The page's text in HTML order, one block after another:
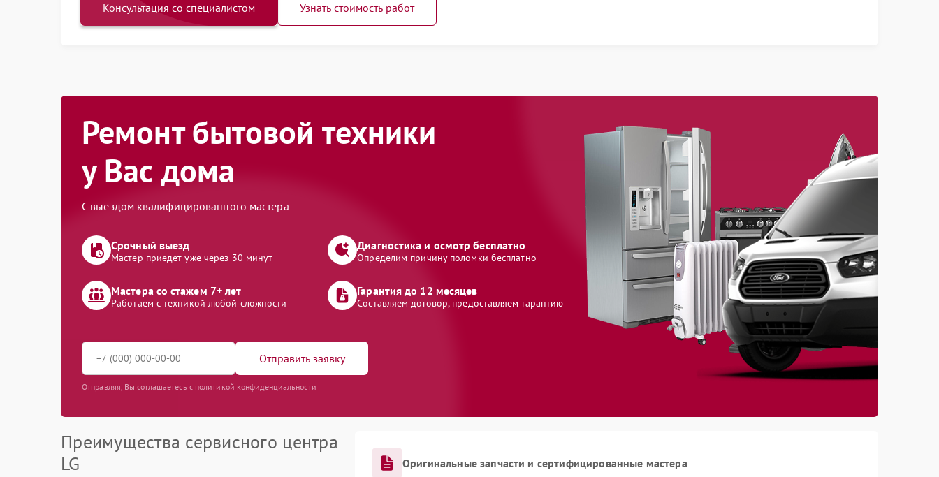
Консультация со специалистом Узнать стоимость работ
Ремонт бытовой техники
у Вас дома
С выездом квалифицированного мастера
Срочный выезд
Мастер приедет уже через 30 минут
Диагностика и осмотр бесплатно
Определим причину поломки бесплатно
Мастера со стажем 7+ лет
Работаем с техникой любой сложности
Гарантия до 12 месяцев
Составляем договор, предоставляем гарантию
Отправить заявку
Отправляя, Вы соглашаетесь с политикой конфиденциальности
Преимущества сервисного центра
LG
Оригинальные запчасти и сертифицированные мастера